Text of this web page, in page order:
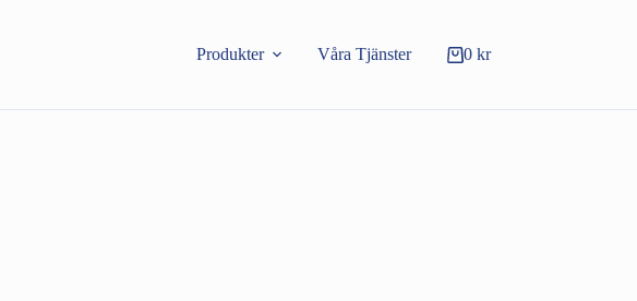
Produkter Våra Tjänster Varukorg
0 kr